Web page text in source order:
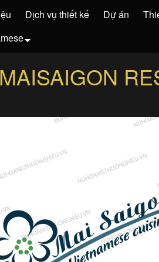
Dịch vụ thiết kế Dự án
MAISAIGON